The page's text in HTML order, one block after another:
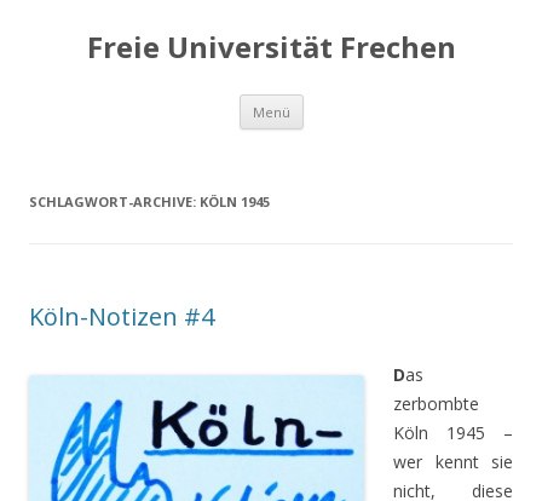
Freie Universität Frechen
Menü Zum
springen
SCHLAGWORT-ARCHIVE: KÖLN 1945
Köln-Notizen #4
Das
zerbombte
Köln 1945 –
wer kennt sie
nicht, diese